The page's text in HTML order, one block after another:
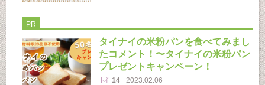
PR
タイナイの米粉パンを食べてみまし
たコメント！〜タイナイの米粉パン
プレゼントキャンペーン！
14 2023.02.06